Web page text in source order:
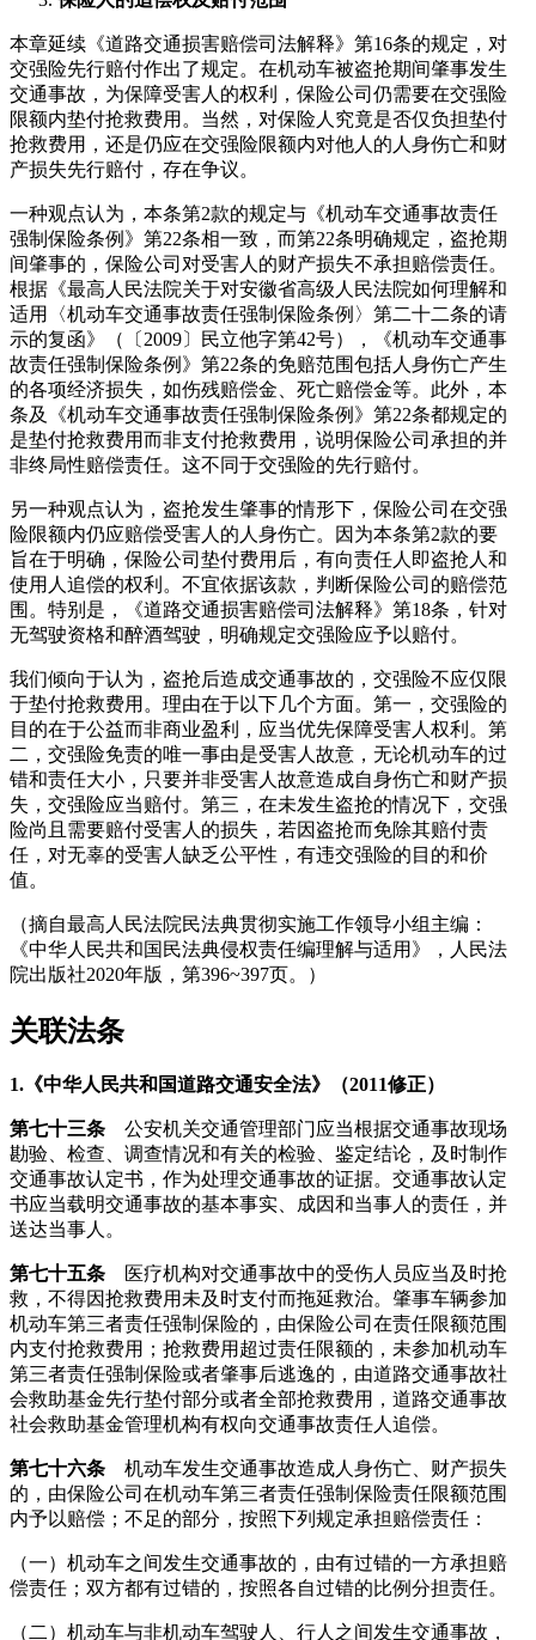
本章延续《道路交通损害赔偿司法解释》第16条的规定，对
交强险先行赔付作出了规定。在机动车被盗抢期间肇事发生
交通事故，为保障受害人的权利，保险公司仍需要在交强险
限额内垫付抢救费用。当然，对保险人究竟是否仅负担垫付
抢救费用，还是仍应在交强险限额内对他人的人身伤亡和财
产损失先行赔付，存在争议。
一种观点认为，本条第2款的规定与《机动车交通事故责任
强制保险条例》第22条相一致，而第22条明确规定，盗抢期
间肇事的，保险公司对受害人的财产损失不承担赔偿责任。
根据《最高人民法院关于对安徽省高级人民法院如何理解和
适用〈机动车交通事故责任强制保险条例〉第二十二条的请
示的复函》（〔2009〕民立他字第42号），《机动车交通事
故责任强制保险条例》第22条的免赔范围包括人身伤亡产生
的各项经济损失，如伤残赔偿金、死亡赔偿金等。此外，本
条及《机动车交通事故责任强制保险条例》第22条都规定的
是垫付抢救费用而非支付抢救费用，说明保险公司承担的并
非终局性赔偿责任。这不同于交强险的先行赔付。
另一种观点认为，盗抢发生肇事的情形下，保险公司在交强
险限额内仍应赔偿受害人的人身伤亡。因为本条第2款的要
旨在于明确，保险公司垫付费用后，有向责任人即盗抢人和
使用人追偿的权利。不宜依据该款，判断保险公司的赔偿范
围。特别是，《道路交通损害赔偿司法解释》第18条，针对
无驾驶资格和醉酒驾驶，明确规定交强险应予以赔付。
我们倾向于认为，盗抢后造成交通事故的，交强险不应仅限
于垫付抢救费用。理由在于以下几个方面。第一，交强险的
目的在于公益而非商业盈利，应当优先保障受害人权利。第
二，交强险免责的唯一事由是受害人故意，无论机动车的过
错和责任大小，只要并非受害人故意造成自身伤亡和财产损
失，交强险应当赔付。第三，在未发生盗抢的情况下，交强
险尚且需要赔付受害人的损失，若因盗抢而免除其赔付责
任，对无辜的受害人缺乏公平性，有违交强险的目的和价
值。
（摘自最高人民法院民法典贯彻实施工作领导小组主编：
《中华人民共和国民法典侵权责任编理解与适用》，人民法
院出版社2020年版，第396~397页。）
关联法条
1. 《中华人民共和国道路交通安全法》（2011修正）
第七十三条 公安机关交通管理部门应当根据交通事故现场
勘验、检查、调查情况和有关的检验、鉴定结论，及时制作
交通事故认定书，作为处理交通事故的证据。交通事故认定
书应当载明交通事故的基本事实、成因和当事人的责任，并
送达当事人。
第七十五条 医疗机构对交通事故中的受伤人员应当及时抢
救，不得因抢救费用未及时支付而拖延救治。肇事车辆参加
机动车第三者责任强制保险的，由保险公司在责任限额范围
内支付抢救费用；抢救费用超过责任限额的，未参加机动车
第三者责任强制保险或者肇事后逃逸的，由道路交通事故社
会救助基金先行垫付部分或者全部抢救费用，道路交通事故
社会救助基金管理机构有权向交通事故责任人追偿。
第七十六条 机动车发生交通事故造成人身伤亡、财产损失
的，由保险公司在机动车第三者责任强制保险责任限额范围
内予以赔偿；不足的部分，按照下列规定承担赔偿责任：
（一）机动车之间发生交通事故的，由有过错的一方承担赔
偿责任；双方都有过错的，按照各自过错的比例分担责任。
（二）机动车与非机动车驾驶人、行人之间发生交通事故，